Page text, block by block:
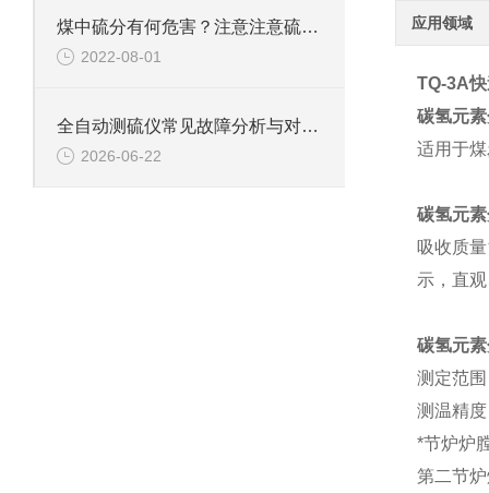
应用领域
TQ-3A
碳氢元
适用于
碳氢元
吸收质
示，直
碳氢元
测定范
测温精
*节炉炉
第二节
煤中硫分有何危害？注意注意硫的危害！
2022-08-01
全自动测硫仪常见故障分析与对应解决策略分享
2026-06-22